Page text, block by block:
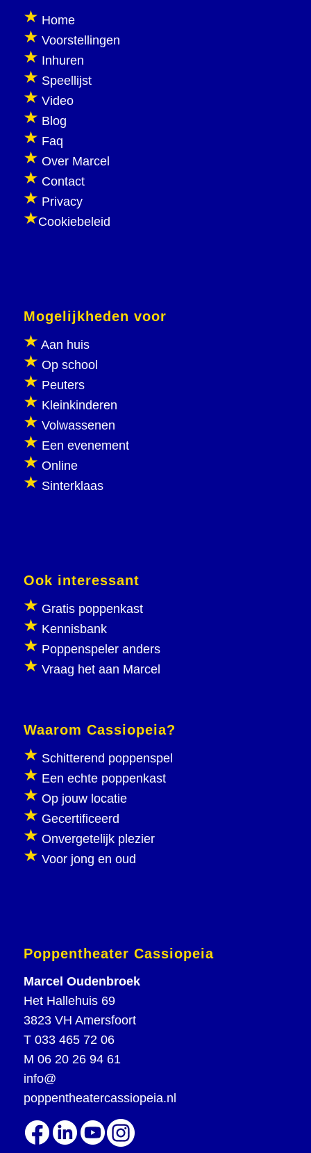
Home
Voorstellingen
Inhuren
Speellijst
Video
Blog
Faq
Over Marcel
Contact
Privacy
Cookiebeleid
Mogelijkheden voor
Aan huis
Op school
Peuters
Kleinkinderen
Volwassenen
Een evenement
Online
Sinterklaas
Ook interessant
Gratis poppenkast
Kennisbank
Poppenspeler anders
Vraag het aan Marcel
Waarom Cassiopeia?
Schitterend poppenspel
Een echte poppenkast
Op jouw locatie
Gecertificeerd
Onvergetelijk plezier
Voor jong en oud
Poppentheater Cassiopeia
Marcel Oudenbroek
Het Hallehuis 69
3823 VH Amersfoort
T 033 465 72 06
M 06 20 26 94 61
info@
poppentheatercassiopeia.nl